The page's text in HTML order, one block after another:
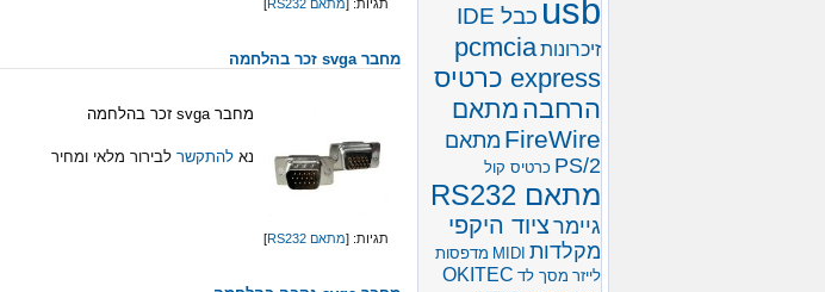
תגיות: [מתאם RS232 ]
מחבר svga זכר בהלחמה
מחבר svga זכר בהלחמה
נא להתקשר לבירור מלאי ומחיר
תגיות: [מתאם RS232 ]
usb כבל IDE
זיכרונותpcmcia
express כרטיס
הרחבה מתאם
FireWire מתאם
PS/2 כרטיס קול
מתאם RS232
גיימר ציוד היקפי
מקלדות MIDI מדפסות
לייזר מסך לד OKITEC